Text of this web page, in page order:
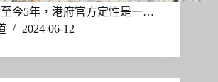
今5年，港府官方定性是一…
2024-06-12